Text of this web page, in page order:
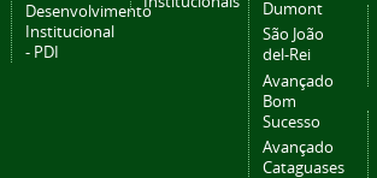
Desenvolvimento
Institucional
- PDI
Dumont
São João
del-Rei
Avançado
Bom
Sucesso
Avançado
Cataguases